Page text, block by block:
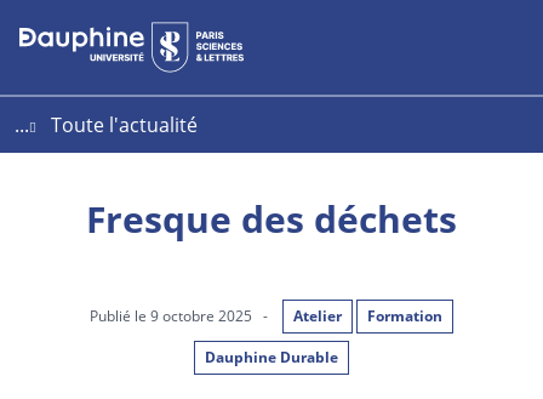
Aller
au
Aller
au
Plan
du
...
Toute l'actualité
Fresque des déchets
Publié le 9 octobre 2025 - Atelier
Formation
Dauphine Durable